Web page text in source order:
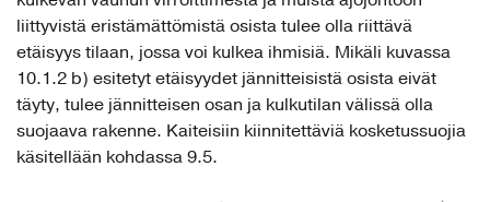
liittyvistä eristämättömistä osista tulee olla riittävä
etäisyys tilaan, jossa voi kulkea ihmisiä. Mikäli kuvassa
10.1.2 b) esitetyt etäisyydet jännitteisistä osista eivät
täyty, tulee jännitteisen osan ja kulkutilan välissä olla
suojaava rakenne. Kaiteisiin kiinnitettäviä kosketussuojia
käsitellään kohdassa 9.5.